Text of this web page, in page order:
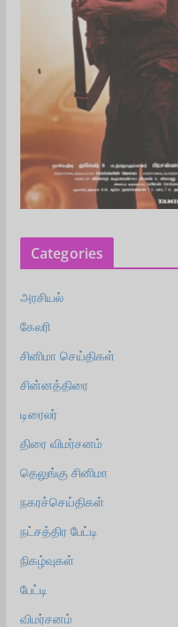
Categories
அரசியல்
கேலரி
சினிமா செய்திகள்
சின்னத்திரை
டிரைலர்
திரை விமர்சனம்
தெலுங்கு சினிமா
நகரச்செய்திகள்
நட்சத்திர பேட்டி
நிகழ்வுகள்
பேட்டி
விமர்சனம்